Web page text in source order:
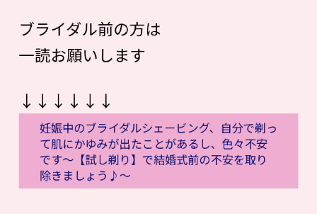
ブライダル前の方は
一読お願いします
↓↓↓↓↓↓
妊娠中のブライダルシェービング、自分で剃っ
て肌にかゆみが出たことがあるし、色々不安
です〜【試し剃り】で結婚式前の不安を取り
除きましょう♪〜